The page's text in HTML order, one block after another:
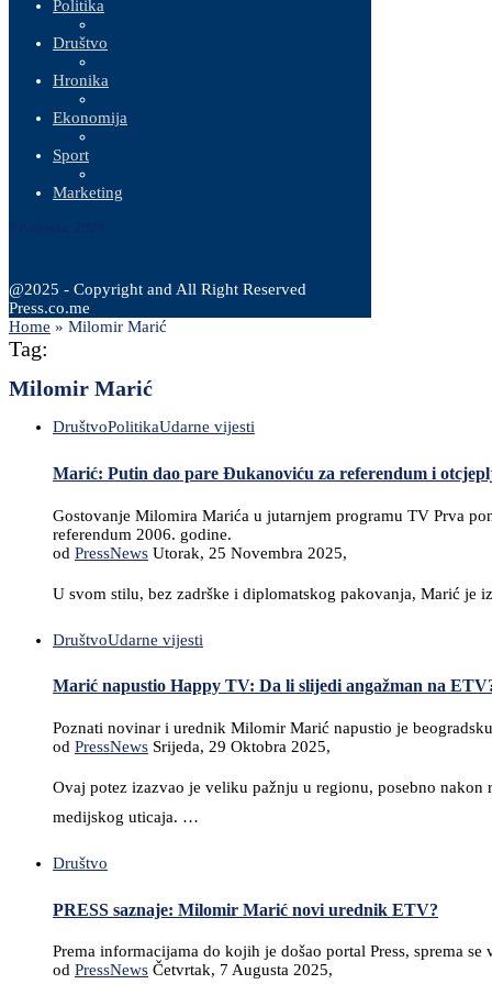
Politika
Društvo
Hronika
Ekonomija
Sport
Marketing
@2025 - Copyright and All Right Reserved
Press.co.me
Home » Milomir Marić
Tag:
Milomir Marić
DruštvoPolitikaUdarne vijesti
Marić: Putin dao pare Đukanoviću za referendum i
Gostovanje Milomira Marića u jutarnjem programu TV Prva
referendum 2006. godine.
od PressNews Utorak, 25 Novembra 2025,
U svom stilu, bez zadrške i diplomatskog pakovanja, Marić
DruštvoUdarne vijesti
Marić napustio Happy TV: Da li slijedi angažman na
Poznati novinar i urednik Milomir Marić napustio je
od PressNews Srijeda, 29 Oktobra 2025,
Ovaj potez izazvao je veliku pažnju u regionu, posebno
medijskog uticaja. …
Društvo
PRESS saznaje: Milomir Marić novi urednik ETV?
Prema informacijama do kojih je došao portal Press, sprema
od PressNews Četvrtak, 7 Augusta 2025,